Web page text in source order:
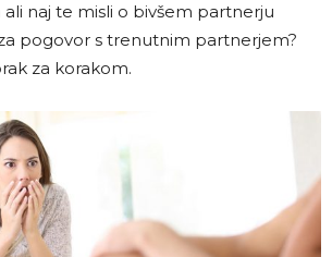
naj te misli o bivšem partnerju
pogovor s trenutnim partnerjem?
za korakom.